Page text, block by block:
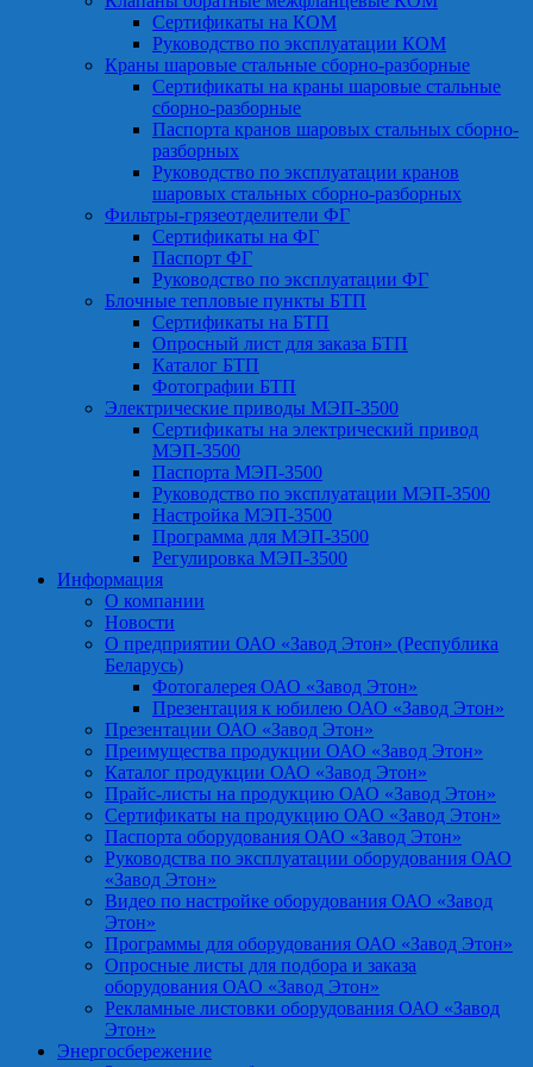
Сертификаты на КОМ
Руководство по эксплуатации КОМ
Краны шаровые стальные сборно-разборные
Сертификаты на краны шаровые стальные
сборно-разборные
Паспорта кранов шаровых стальных сборно-
разборных
Руководство по эксплуатации кранов
шаровых стальных сборно-разборных
Фильтры-грязеотделители ФГ
Сертификаты на ФГ
Паспорт ФГ
Руководство по эксплуатации ФГ
Блочные тепловые пункты БТП
Сертификаты на БТП
Опросный лист для заказа БТП
Каталог БТП
Фотографии БТП
Электрические приводы МЭП-3500
Сертификаты на электрический привод
МЭП-3500
Паспорта МЭП-3500
Руководство по эксплуатации МЭП-3500
Настройка МЭП-3500
Программа для МЭП-3500
Регулировка МЭП-3500
Информация
О компании
Новости
О предприятии ОАО «Завод Этон» (Республика
Беларусь)
Фотогалерея ОАО «Завод Этон»
Презентация к юбилею ОАО «Завод Этон»
Презентации ОАО «Завод Этон»
Преимущества продукции ОАО «Завод Этон»
Каталог продукции ОАО «Завод Этон»
Прайс-листы на продукцию ОАО «Завод Этон»
Сертификаты на продукцию ОАО «Завод Этон»
Паспорта оборудования ОАО «Завод Этон»
Руководства по эксплуатации оборудования ОАО
«Завод Этон»
Видео по настройке оборудования ОАО «Завод
Этон»
Программы для оборудования ОАО «Завод Этон»
Опросные листы для подбора и заказа
оборудования ОАО «Завод Этон»
Рекламные листовки оборудования ОАО «Завод
Этон»
Энергосбережение